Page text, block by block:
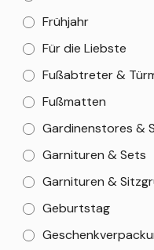
Frühjahr
Für die Liebste
Fußabtreter &
Fußmatten
Gardinenstores &
Garnituren & Sets
Garnituren &
Geburtstag